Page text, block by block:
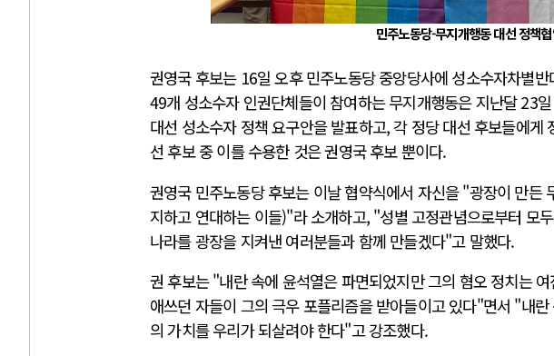
민주노동당-무지개행동 대선 정책
권영국 후보는 16일 오후 민주노동당 중앙당사에 성소수자차별
49개 성소수자 인권단체들이 참여하는 무지개행동은 지난달 23
대선 성소수자 정책 요구안을 발표하고, 각 정당 대선 후보들에
선 후보 중 이를 수용한 것은 권영국 후보 뿐이다.
권영국 민주노동당 후보는 이날 협약식에서 자신을 "광장이 만든
지하고 연대하는 이들)"라 소개하고, "성별 고정관념으로부터 모
나라를 광장을 지켜낸 여러분들과 함께 만들겠다"고 말했다.
권 후보는 "내란 속에 윤석열은 파면되었지만 그의 혐오 정치는
애쓰던 자들이 그의 극우 포플리즘을 받아들이고 있다"면서 "내
의 가치를 우리가 되살려야 한다"고 강조했다.